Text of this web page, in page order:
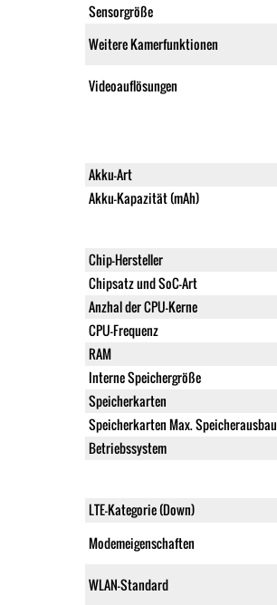
Sensorgröße
Weitere Kamerfunktionen
Videoauflösungen
Akku-Art
Akku-Kapazität (mAh)
Chip-Hersteller
Chipsatz und SoC-Art
Anzhal der CPU-Kerne
CPU-Frequenz
RAM
Interne Speichergröße
Speicherkarten
Speicherkarten Max. Speicherausbau
Betriebssystem
LTE-Kategorie (Down)
Modemeigenschaften
WLAN-Standard